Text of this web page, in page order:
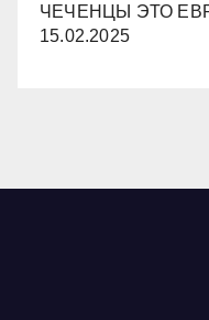
ЧЕЧЕНЦЫ ЭТО
15.02.2025